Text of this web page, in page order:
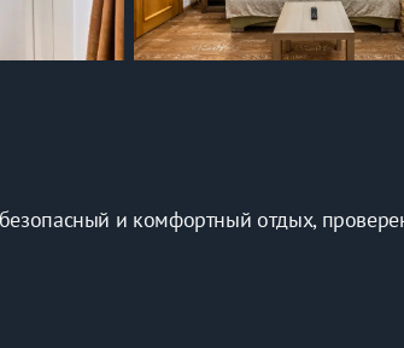
бeзопaсный и комфоpтный oтдых,